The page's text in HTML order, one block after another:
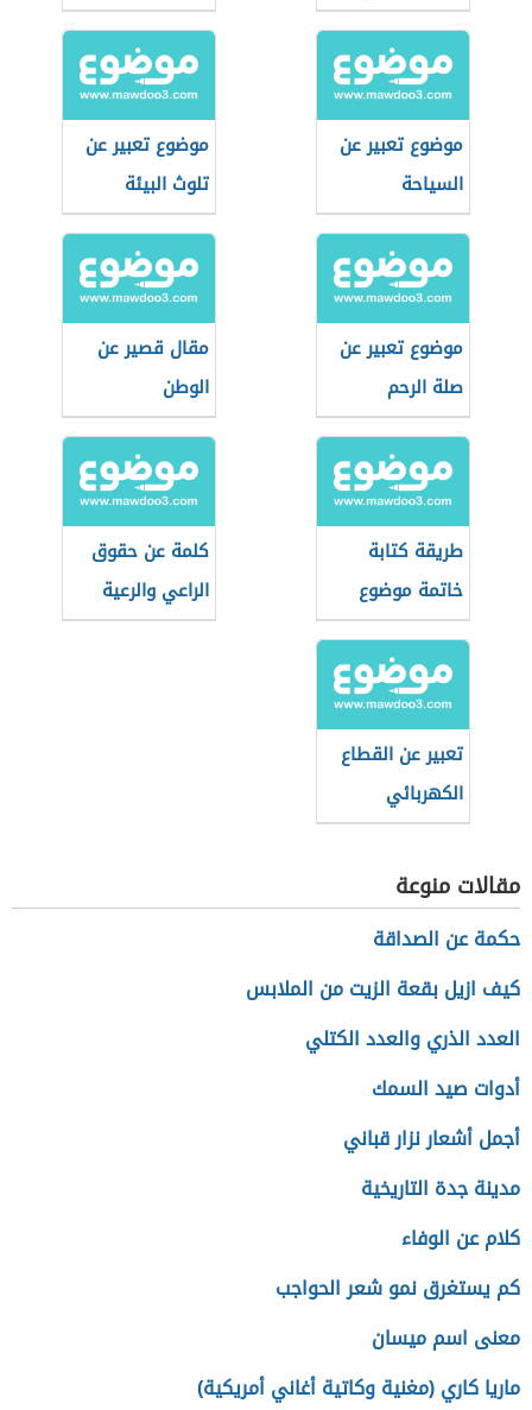
السعودي
موضوع تعبير عن
السياحة
موضوع تعبير عن
تلوث البيئة
موضوع تعبير عن
صلة الرحم
مقال قصير عن
الوطن
طريقة كتابة
خاتمة موضوع
التعبير
كلمة عن حقوق
الراعي والرعية
تعبير عن القطاع
الكهربائي
مقالات منوعة
حكمة عن الصداقة
كيف ازيل بقعة الزيت من الملابس
العدد الذري والعدد الكتلي
أدوات صيد السمك
أجمل أشعار نزار قباني
مدينة جدة التاريخية
كلام عن الوفاء
كم يستغرق نمو شعر الحواجب
معنى اسم ميسان
ماريا كاري (مغنية وكاتية أغاني أمريكية)